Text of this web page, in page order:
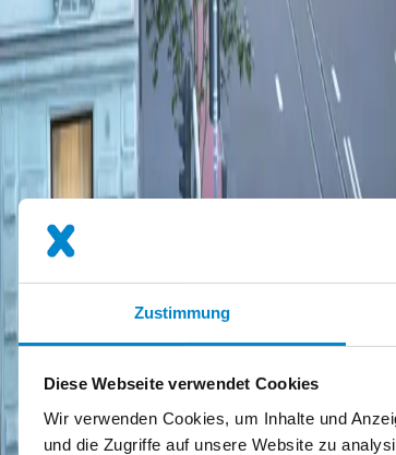
Zustimmung
Diese Webseite verwendet Cookies
Wir verwenden Cookies, um Inhalte und
und die Zugriffe auf unsere Website zu